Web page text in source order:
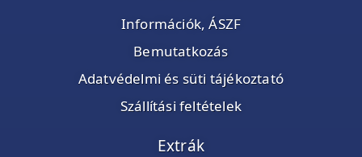
Információk, ÁSZF
Bemutatkozás
Adatvédelmi és süti tájékoztató
Szállítási feltételek
Extrák